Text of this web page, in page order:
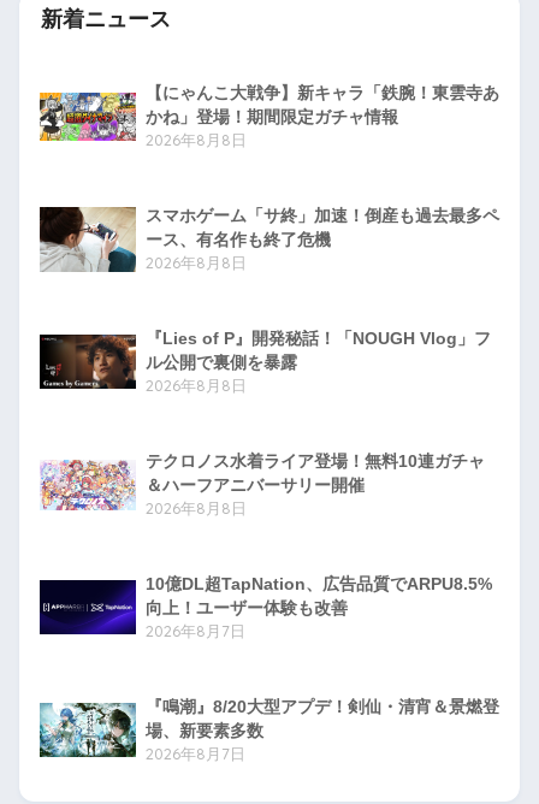
新着ニュース
【にゃんこ大戦争】新キャラ「鉄腕！東雲寺あ
かね」登場！期間限定ガチャ情報
2026年8月8日
スマホゲーム「サ終」加速！倒産も過去最多ペ
ース、有名作も終了危機
2026年8月8日
『Lies of P』開発秘話！「NOUGH Vlog」フ
ル公開で裏側を暴露
2026年8月8日
テクロノス水着ライア登場！無料10連ガチャ
＆ハーフアニバーサリー開催
2026年8月8日
10億DL超TapNation、広告品質でARPU8.5%
向上！ユーザー体験も改善
2026年8月7日
『鳴潮』8/20大型アプデ！剣仙・清宵＆景燃登
場、新要素多数
2026年8月7日